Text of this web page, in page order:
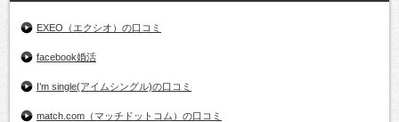
EXEO（エクシオ）の口コミ
facebook婚活
I’m single(アイムシングル)の口コミ
match.com（マッチドットコム）の口コミ